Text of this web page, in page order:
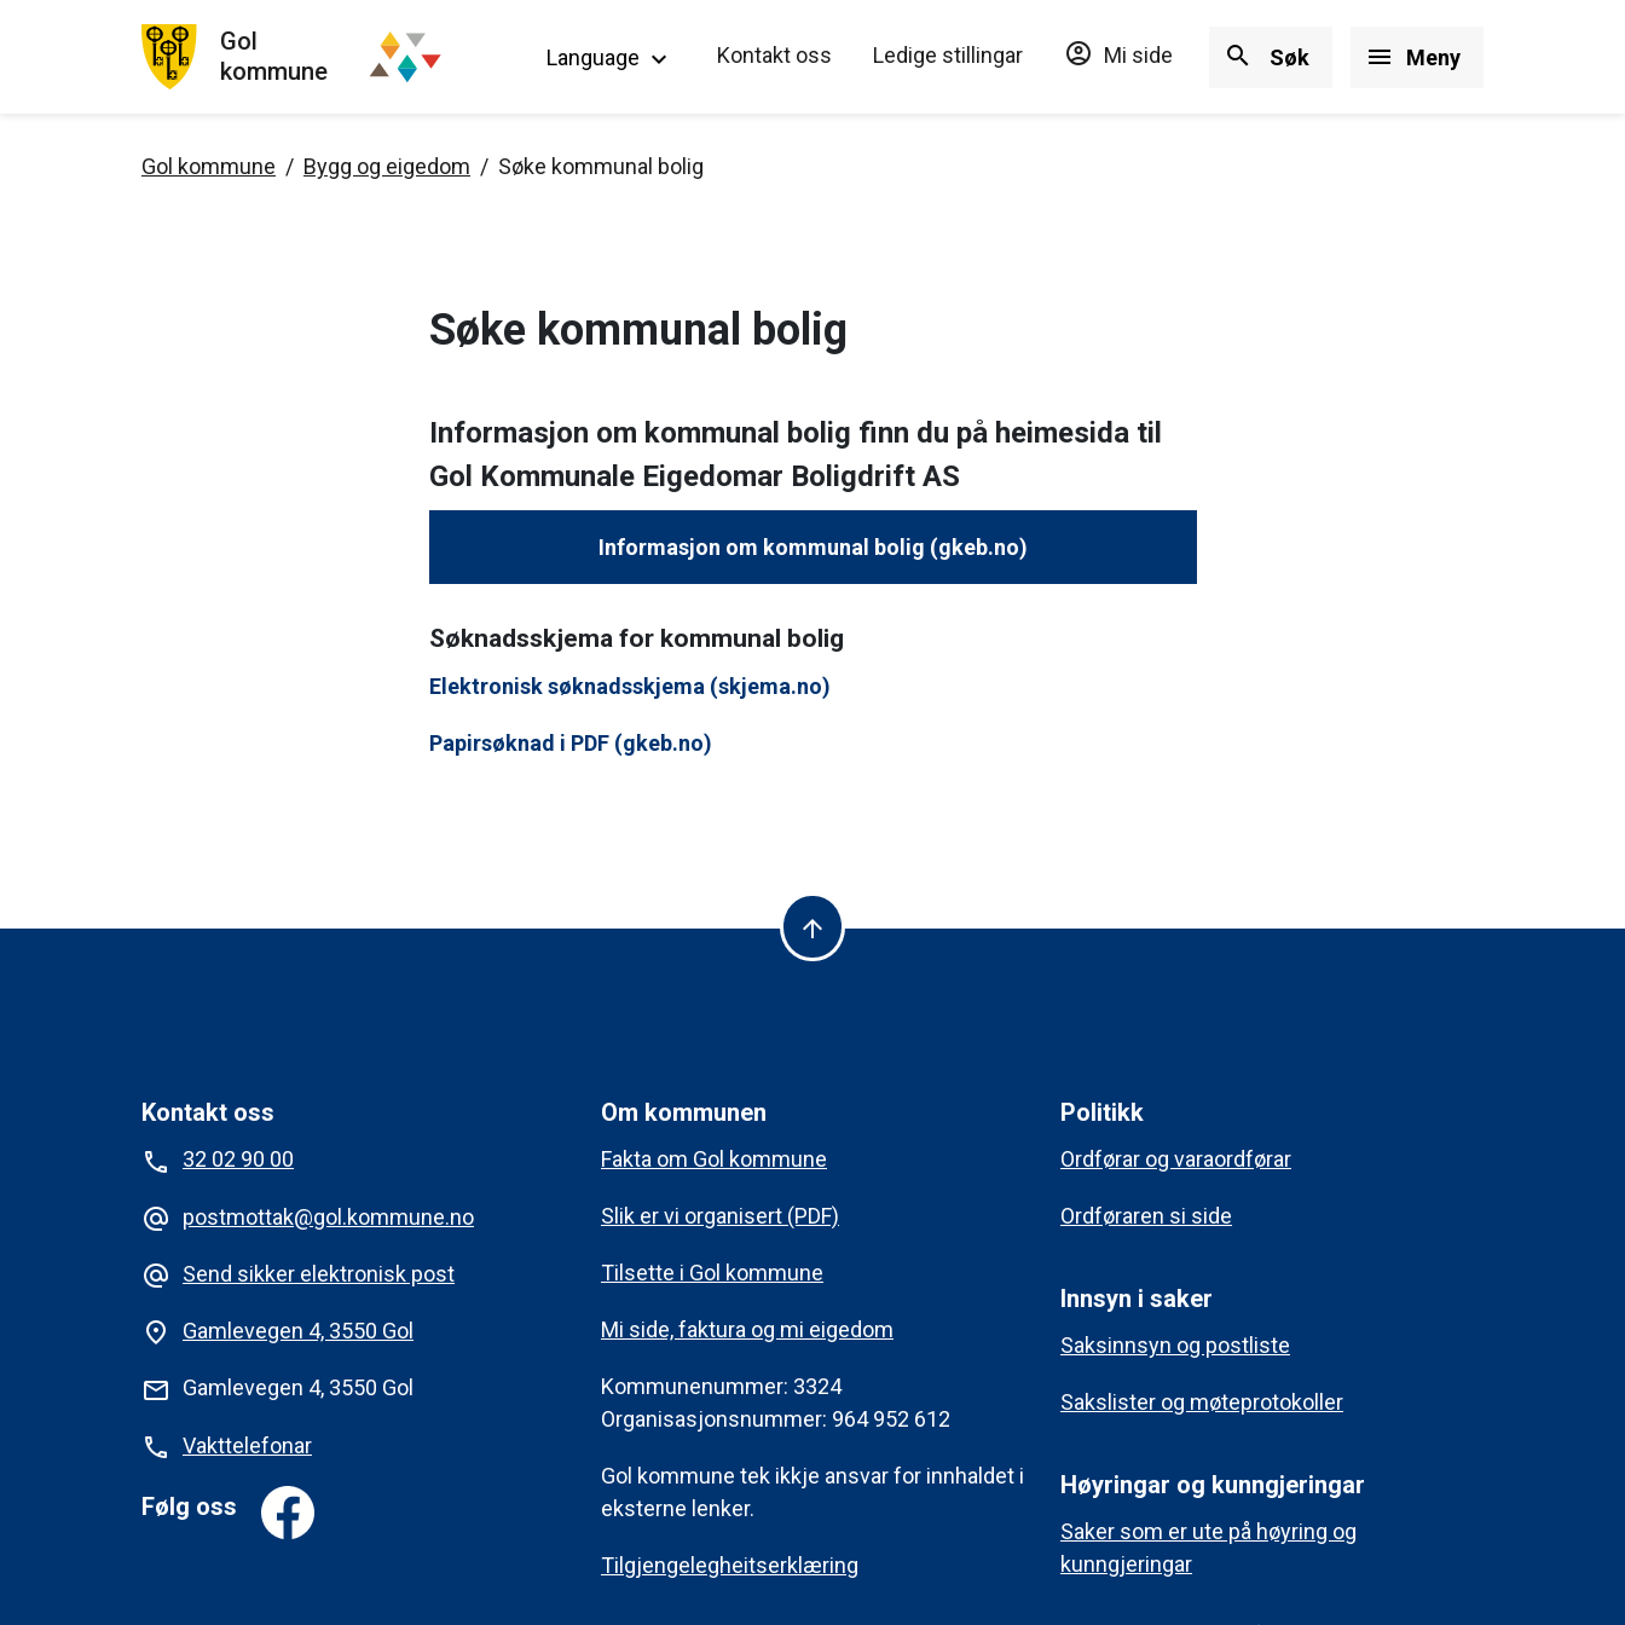
Hopp til hovedinnholdet
Gol
kommune
Language keyboard_arrow_down Kontakt oss Ledige stillingar account_circle Mi side search Søk menu Meny
Gol kommune Bygg og eigedom Søke kommunal bolig
Søke kommunal bolig
Informasjon om kommunal bolig finn du på heimesida til
Gol Kommunale Eigedomar Boligdrift AS
Informasjon om kommunal bolig (gkeb.no)
Søknadsskjema for kommunal bolig
Elektronisk søknadsskjema (skjema.no)
Papirsøknad i PDF (gkeb.no)
arrow_upward
Kontakt oss
phone
32 02 90 00
alternate_email postmottak@gol.kommune.no
alternate_email Send sikker elektronisk post
place Gamlevegen 4, 3550 Gol
mail Gamlevegen 4, 3550 Gol
phone Vakttelefonar
Følg oss
Om kommunen
Fakta om Gol kommune
Slik er vi organisert (PDF)
Tilsette i Gol kommune
Mi side, faktura og mi eigedom
Kommunenummer: 3324
Organisasjonsnummer: 964 952 612
Gol kommune tek ikkje ansvar for innhaldet i
eksterne lenker.
Tilgjengelegheitserklæring
Politikk
Ordførar og varaordførar
Ordføraren si side
Innsyn i saker
Saksinnsyn og postliste
Sakslister og møteprotokoller
Høyringar og kunngjeringar
Saker som er ute på høyring og
kunngjeringar